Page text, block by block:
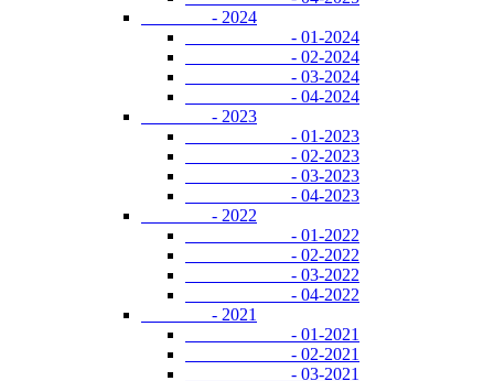
- 2024
- 01-2024
- 02-2024
- 03-2024
- 04-2024
- 2023
- 01-2023
- 02-2023
- 03-2023
- 04-2023
- 2022
- 01-2022
- 02-2022
- 03-2022
- 04-2022
- 2021
- 01-2021
- 02-2021
- 03-2021